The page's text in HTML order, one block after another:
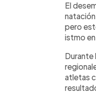
El
pero
istmo
Durante
atletas